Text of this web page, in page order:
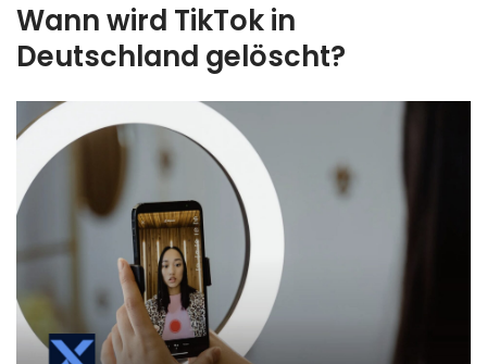
Wann wird TikTok in
Deutschland gelöscht?